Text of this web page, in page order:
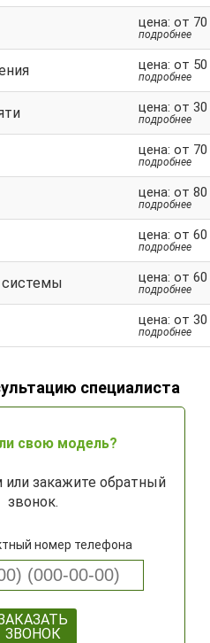
цена: от 70
подробнее
цена: от 50
подробнее
цена: от 30
подробнее
цена: от 70
подробнее
цена: от 80
подробнее
цена: от 60
подробнее
системы цена: от 60
подробнее
цена: от 30
подробнее
специалиста
свою модель?
или закажите обратный
звонок.
номер телефона
ЗВОНОК